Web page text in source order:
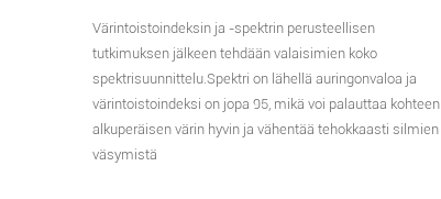
Värintoistoindeksin ja -spektrin perusteellisen
tutkimuksen jälkeen tehdään valaisimien koko
spektrisuunnittelu.Spektri on lähellä auringonvaloa ja
värintoistoindeksi on jopa 95, mikä voi palauttaa kohteen
alkuperäisen värin hyvin ja vähentää tehokkaasti silmien
väsymistä